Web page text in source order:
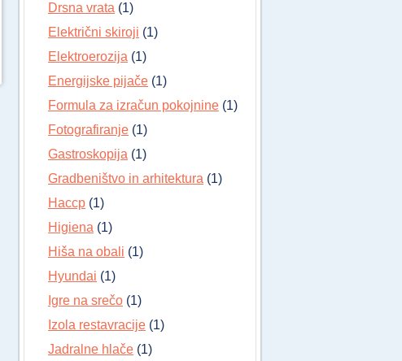
Drsna vrata (1)
Električni skiroji (1)
Elektroerozija (1)
Energijske pijače (1)
Formula za izračun pokojnine (1)
Fotografiranje (1)
Gastroskopija (1)
Gradbeništvo in arhitektura (1)
Haccp (1)
Higiena (1)
Hiša na obali (1)
Hyundai (1)
Igre na srečo (1)
Izola restavracije (1)
Jadralne hlače (1)